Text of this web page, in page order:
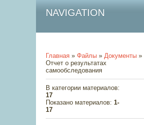
NAVIGATION
Главная » Файлы » Документы »
Отчет о результатах
самообследования
В категории материалов:
17
Показано материалов: 1-
17